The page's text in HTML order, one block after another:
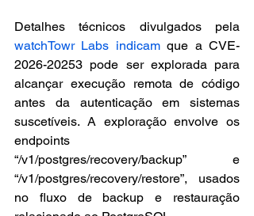
watchTowr Labs indicam que a CVE-
2026-20253 pode ser explorada para
alcançar execução remota de código
antes da autenticação em sistemas
suscetíveis. A exploração envolve os
endpoints
“/v1/postgres/recovery/backup” e
“/v1/postgres/recovery/restore”, usados
no fluxo de backup e restauração